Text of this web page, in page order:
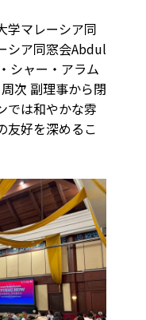
学マレーシア同
シア同窓会Abdul
シャー・アラム
次 副理事から閉
では和やかな雰
友好を深めるこ